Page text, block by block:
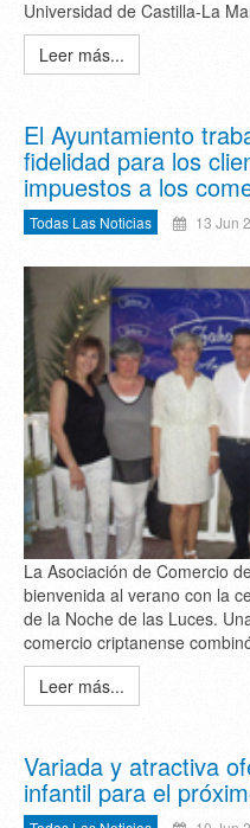
Universidad de Castilla-La
Leer más...
El Ayuntamiento
fidelidad para los
impuestos a los
Todas Las Noticias 13 Jun
La Asociación de Comercio
bienvenida al verano con la
de la Noche de las Luces.
comercio criptanense
Leer más...
Variada y atractiva
infantil para el